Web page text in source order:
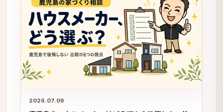
2026.07.09